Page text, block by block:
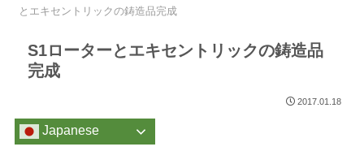
とエキセントリックの鋳造品完成
S1ローターとエキセントリックの鋳造品
完成
2017.01.18
Japanese